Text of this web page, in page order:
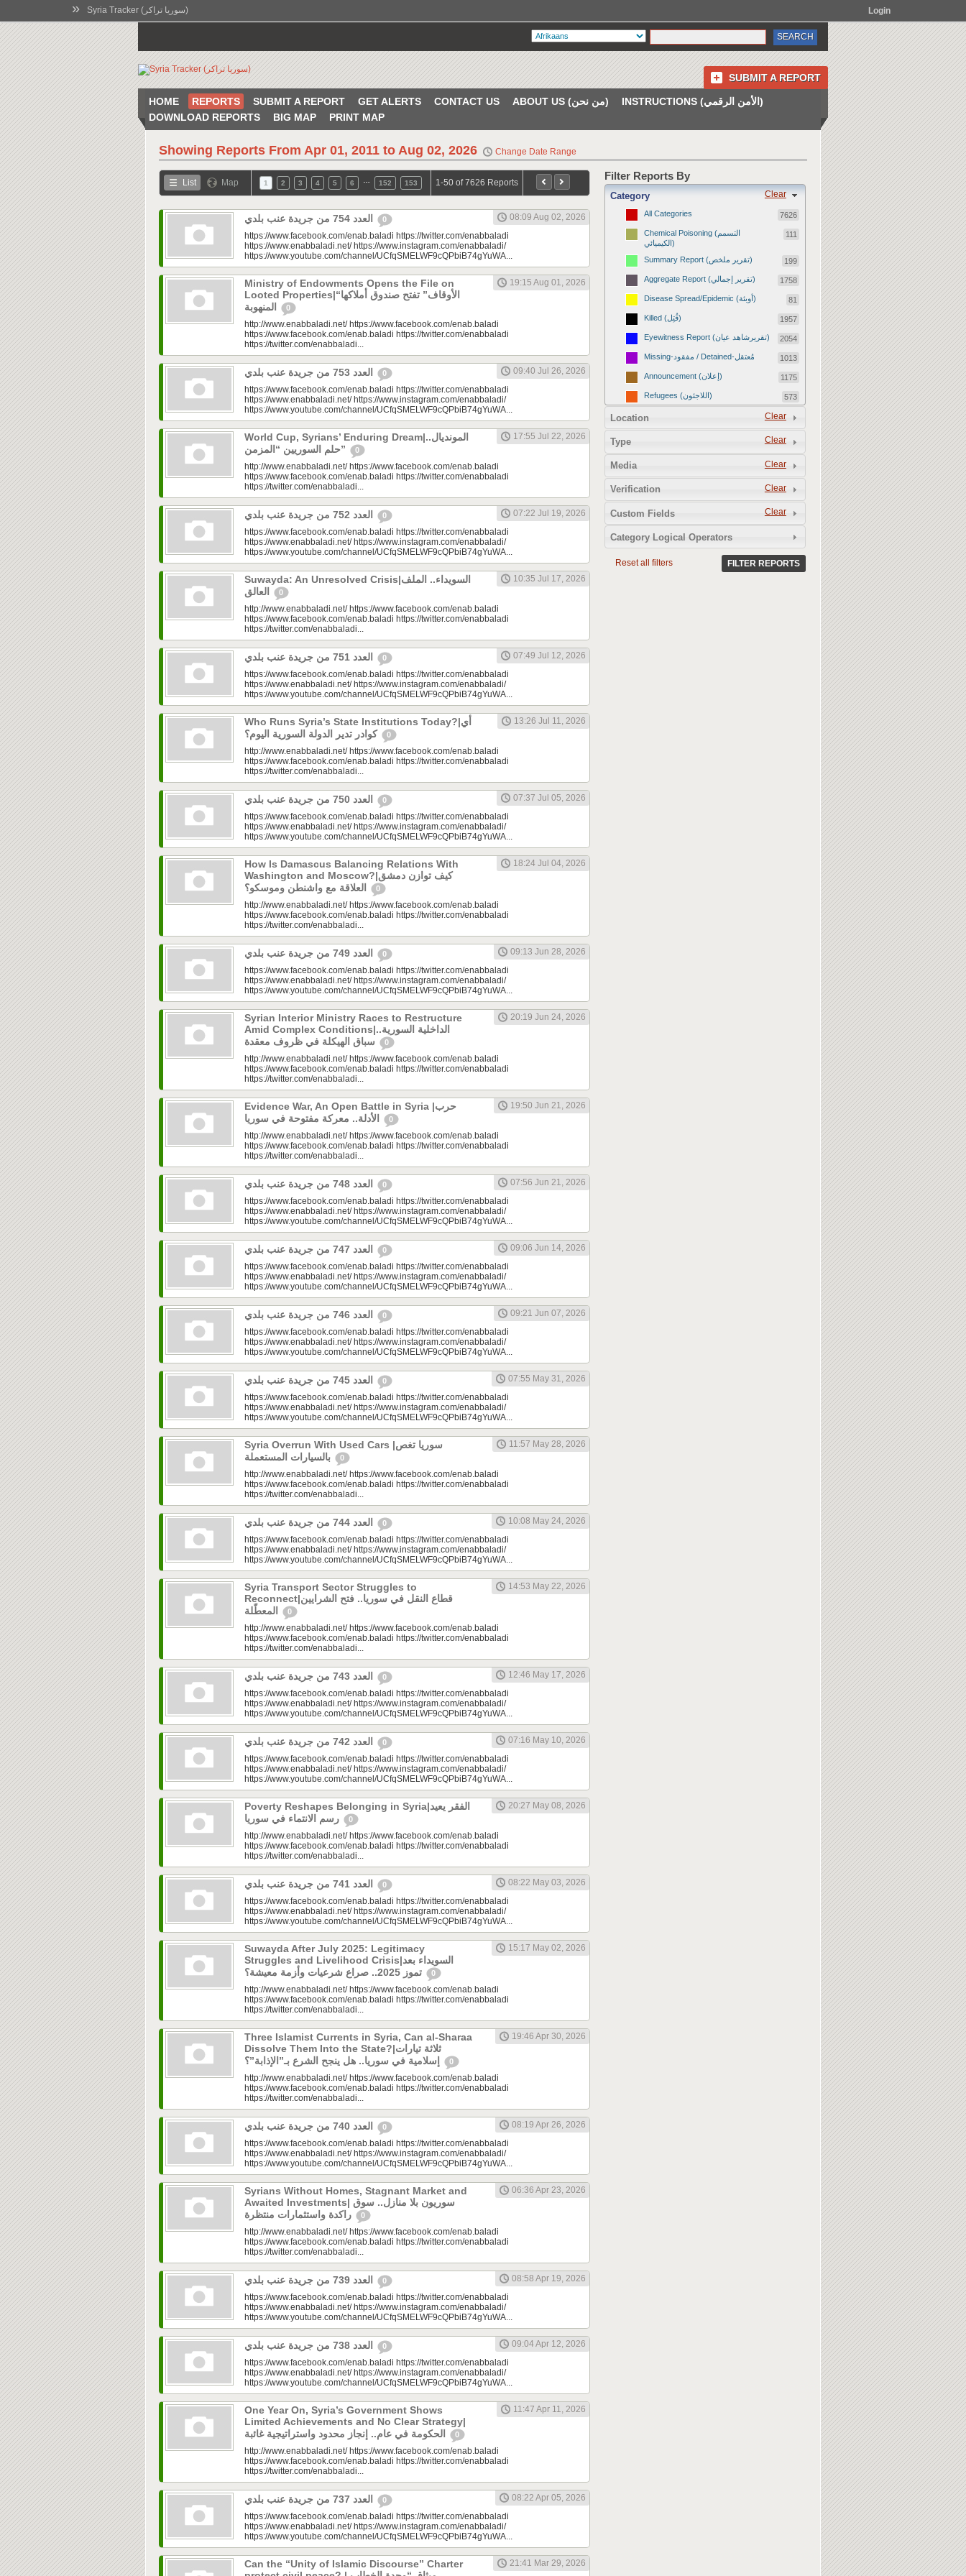
» Syria Tracker (سوريا تراكر) Login
SUBMIT A REPORT
HOME REPORTS SUBMIT A REPORT GET ALERTS CONTACT US ABOUT US (من نحن)
INSTRUCTIONS (الأمن الرقمي)
DOWNLOAD REPORTS
BIG MAP PRINT MAP
Showing Reports From Apr 01, 2011 to Aug 02, 2026 Change Date Range
List Map 1 2 3 4 5 6 152 153 1-50 of 7626 Reports
0
08:09 Aug 02, 2026
https://www.facebook.com/enab.baladi https://twitter.com/enabbaladi
https://www.enabbaladi.net/ https://www.instagram.com/enabbaladi/
https://www.youtube.com/channel/UCfqSMELWF9cQPbiB74gYuWA...
Ministry of Endowments Opens the File on
Looted Properties|“الأوقاف” تفتح صندوق أملاكها
0
19:15 Aug 01, 2026
http://www.enabbaladi.net/ https://www.facebook.com/enab.baladi
https://www.facebook.com/enab.baladi https://twitter.com/enabbaladi
https://twitter.com/enabbaladi...
0
09:40 Jul 26, 2026
https://www.facebook.com/enab.baladi https://twitter.com/enabbaladi
https://www.enabbaladi.net/ https://www.instagram.com/enabbaladi/
https://www.youtube.com/channel/UCfqSMELWF9cQPbiB74gYuWA...
World Cup, Syrians’ Enduring Dream|المونديال..
حلم السوريين “المزمن”
0
17:55 Jul 22, 2026
http://www.enabbaladi.net/ https://www.facebook.com/enab.baladi
https://www.facebook.com/enab.baladi https://twitter.com/enabbaladi
https://twitter.com/enabbaladi...
0
07:22 Jul 19, 2026
https://www.facebook.com/enab.baladi https://twitter.com/enabbaladi
https://www.enabbaladi.net/ https://www.instagram.com/enabbaladi/
https://www.youtube.com/channel/UCfqSMELWF9cQPbiB74gYuWA...
Suwayda: An Unresolved Crisis|السويداء.. الملف
0
10:35 Jul 17, 2026
http://www.enabbaladi.net/ https://www.facebook.com/enab.baladi
https://www.facebook.com/enab.baladi https://twitter.com/enabbaladi
https://twitter.com/enabbaladi...
0
07:49 Jul 12, 2026
https://www.facebook.com/enab.baladi https://twitter.com/enabbaladi
https://www.enabbaladi.net/ https://www.instagram.com/enabbaladi/
https://www.youtube.com/channel/UCfqSMELWF9cQPbiB74gYuWA...
Who Runs Syria’s State Institutions Today?|أي
كوادر تدير الدولة السورية اليوم؟
0
13:26 Jul 11, 2026
http://www.enabbaladi.net/ https://www.facebook.com/enab.baladi
https://www.facebook.com/enab.baladi https://twitter.com/enabbaladi
https://twitter.com/enabbaladi...
0
07:37 Jul 05, 2026
https://www.facebook.com/enab.baladi https://twitter.com/enabbaladi
https://www.enabbaladi.net/ https://www.instagram.com/enabbaladi/
https://www.youtube.com/channel/UCfqSMELWF9cQPbiB74gYuWA...
How Is Damascus Balancing Relations With
Washington and Moscow?|كيف توازن دمشق
0
18:24 Jul 04, 2026
http://www.enabbaladi.net/ https://www.facebook.com/enab.baladi
https://www.facebook.com/enab.baladi https://twitter.com/enabbaladi
https://twitter.com/enabbaladi...
0
09:13 Jun 28, 2026
https://www.facebook.com/enab.baladi https://twitter.com/enabbaladi
https://www.enabbaladi.net/ https://www.instagram.com/enabbaladi/
https://www.youtube.com/channel/UCfqSMELWF9cQPbiB74gYuWA...
Syrian Interior Ministry Races to Restructure
Amid Complex Conditions|الداخلية السورية..
0
20:19 Jun 24, 2026
http://www.enabbaladi.net/ https://www.facebook.com/enab.baladi
https://www.facebook.com/enab.baladi https://twitter.com/enabbaladi
https://twitter.com/enabbaladi...
Evidence War, An Open Battle in Syria |حرب
0
19:50 Jun 21, 2026
http://www.enabbaladi.net/ https://www.facebook.com/enab.baladi
https://www.facebook.com/enab.baladi https://twitter.com/enabbaladi
https://twitter.com/enabbaladi...
0
07:56 Jun 21, 2026
https://www.facebook.com/enab.baladi https://twitter.com/enabbaladi
https://www.enabbaladi.net/ https://www.instagram.com/enabbaladi/
https://www.youtube.com/channel/UCfqSMELWF9cQPbiB74gYuWA...
0
09:06 Jun 14, 2026
https://www.facebook.com/enab.baladi https://twitter.com/enabbaladi
https://www.enabbaladi.net/ https://www.instagram.com/enabbaladi/
https://www.youtube.com/channel/UCfqSMELWF9cQPbiB74gYuWA...
0
09:21 Jun 07, 2026
https://www.facebook.com/enab.baladi https://twitter.com/enabbaladi
https://www.enabbaladi.net/ https://www.instagram.com/enabbaladi/
https://www.youtube.com/channel/UCfqSMELWF9cQPbiB74gYuWA...
0
07:55 May 31, 2026
https://www.facebook.com/enab.baladi https://twitter.com/enabbaladi
https://www.enabbaladi.net/ https://www.instagram.com/enabbaladi/
https://www.youtube.com/channel/UCfqSMELWF9cQPbiB74gYuWA...
Syria Overrun With Used Cars |سوريا تغص
0
11:57 May 28, 2026
http://www.enabbaladi.net/ https://www.facebook.com/enab.baladi
https://www.facebook.com/enab.baladi https://twitter.com/enabbaladi
https://twitter.com/enabbaladi...
0
10:08 May 24, 2026
https://www.facebook.com/enab.baladi https://twitter.com/enabbaladi
https://www.enabbaladi.net/ https://www.instagram.com/enabbaladi/
https://www.youtube.com/channel/UCfqSMELWF9cQPbiB74gYuWA...
Syria Transport Sector Struggles to
Reconnect|قطاع النقل في سوريا.. فتح الشرايين
0
14:53 May 22, 2026
http://www.enabbaladi.net/ https://www.facebook.com/enab.baladi
https://www.facebook.com/enab.baladi https://twitter.com/enabbaladi
https://twitter.com/enabbaladi...
0
12:46 May 17, 2026
https://www.facebook.com/enab.baladi https://twitter.com/enabbaladi
https://www.enabbaladi.net/ https://www.instagram.com/enabbaladi/
https://www.youtube.com/channel/UCfqSMELWF9cQPbiB74gYuWA...
0
07:16 May 10, 2026
https://www.facebook.com/enab.baladi https://twitter.com/enabbaladi
https://www.enabbaladi.net/ https://www.instagram.com/enabbaladi/
https://www.youtube.com/channel/UCfqSMELWF9cQPbiB74gYuWA...
Poverty Reshapes Belonging in Syria|الفقر يعيد
0
20:27 May 08, 2026
http://www.enabbaladi.net/ https://www.facebook.com/enab.baladi
https://www.facebook.com/enab.baladi https://twitter.com/enabbaladi
https://twitter.com/enabbaladi...
0
08:22 May 03, 2026
https://www.facebook.com/enab.baladi https://twitter.com/enabbaladi
https://www.enabbaladi.net/ https://www.instagram.com/enabbaladi/
https://www.youtube.com/channel/UCfqSMELWF9cQPbiB74gYuWA...
Suwayda After July 2025: Legitimacy
Struggles and Livelihood Crisis|السويداء بعد
0
15:17 May 02, 2026
http://www.enabbaladi.net/ https://www.facebook.com/enab.baladi
https://www.facebook.com/enab.baladi https://twitter.com/enabbaladi
https://twitter.com/enabbaladi...
Three Islamist Currents in Syria, Can al-Sharaa
Dissolve Them Into the State?|ثلاثة تيارات
0
19:46 Apr 30, 2026
http://www.enabbaladi.net/ https://www.facebook.com/enab.baladi
https://www.facebook.com/enab.baladi https://twitter.com/enabbaladi
https://twitter.com/enabbaladi...
0
08:19 Apr 26, 2026
https://www.facebook.com/enab.baladi https://twitter.com/enabbaladi
https://www.enabbaladi.net/ https://www.instagram.com/enabbaladi/
https://www.youtube.com/channel/UCfqSMELWF9cQPbiB74gYuWA...
Syrians Without Homes, Stagnant Market and
Awaited Investments| سوريون بلا منازل.. سوق
0
06:36 Apr 23, 2026
http://www.enabbaladi.net/ https://www.facebook.com/enab.baladi
https://www.facebook.com/enab.baladi https://twitter.com/enabbaladi
https://twitter.com/enabbaladi...
0
08:58 Apr 19, 2026
https://www.facebook.com/enab.baladi https://twitter.com/enabbaladi
https://www.enabbaladi.net/ https://www.instagram.com/enabbaladi/
https://www.youtube.com/channel/UCfqSMELWF9cQPbiB74gYuWA...
0
09:04 Apr 12, 2026
https://www.facebook.com/enab.baladi https://twitter.com/enabbaladi
https://www.enabbaladi.net/ https://www.instagram.com/enabbaladi/
https://www.youtube.com/channel/UCfqSMELWF9cQPbiB74gYuWA...
One Year On, Syria’s Government Shows
Limited Achievements and No Clear Strategy|
0
11:47 Apr 11, 2026
http://www.enabbaladi.net/ https://www.facebook.com/enab.baladi
https://www.facebook.com/enab.baladi https://twitter.com/enabbaladi
https://twitter.com/enabbaladi...
0
08:22 Apr 05, 2026
https://www.facebook.com/enab.baladi https://twitter.com/enabbaladi
https://www.enabbaladi.net/ https://www.instagram.com/enabbaladi/
https://www.youtube.com/channel/UCfqSMELWF9cQPbiB74gYuWA...
Can the “Unity of Islamic Discourse” Charter
21:41 Mar 29, 2026
Filter Reports By
Clear
Category
All Categories 7626
Chemical Poisoning (التسمم
الكيميائي)
111
Summary Report (تقرير ملخص) 199
Aggregate Report (تقرير إجمالي) 1758
Disease Spread/Epidemic (أوبئة) 81
Killed (قُتِل) 1957
Eyewitness Report (تقريرشاهد عيان) 2054
Missing-مفقود / Detained-مُعتقل 1013
Announcement (إعلان) 1175
Refugees (اللاجئون) 573
1672
Revenge Killings (القتل بدافع الانتقام) 11
2
13
Clear
Location
Clear
Type
Clear
Media
Clear
Verification
Clear
Custom Fields
Category Logical Operators
Reset all filters FILTER REPORTS